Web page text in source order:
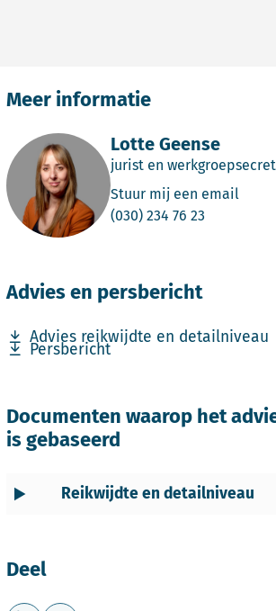
Lotte Geense
jurist en
Stuur mij een email
(030) 234 76 23
Meer informatie
Advies en persbericht
Advies reikwijdte en detailniveau
Download bestand Advies reikwijdte
Persbericht
Download bestand Persbericht
Documenten waarop het
is gebaseerd
Reikwijdte en detailniveau
Deel